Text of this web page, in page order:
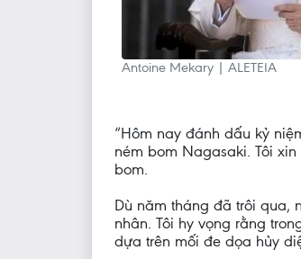
Antoine Mekary | ALETEIA
“Hôm nay đánh dấu kỷ
ném bom Nagasaki. Tôi
bom.
Dù năm tháng đã trôi qua,
nhân. Tôi hy vọng rằng
dựa trên mối đe dọa hủy